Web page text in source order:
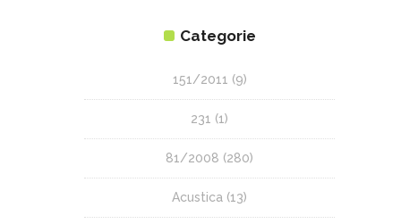
Categorie
151/2011 (9)
231 (1)
81/2008 (280)
Acustica (13)